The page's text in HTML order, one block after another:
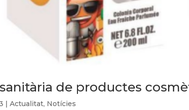
de productes
|Actualitat, Notícies